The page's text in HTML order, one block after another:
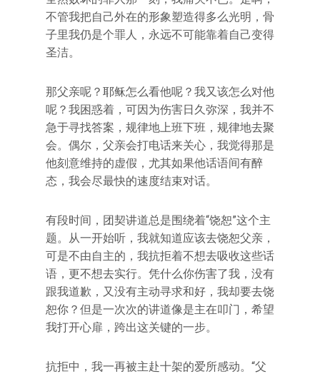
不管我把自己外在的形象塑造得多么光明，骨
子里我仍是个罪人，永远不可能靠着自己变得
圣洁。
那父亲呢？耶稣怎么看他呢？我又该怎么对他
呢？我困惑着，可因为伤害日久弥深，我并不
急于寻找答案，规律地上班下班，规律地去聚
会。偶尔，父亲会打电话来关心，我觉得那是
他刻意维持的虚假，尤其如果他话语间有醉
态，我会尽最快的速度结束对话。
有段时间，团契讲道总是围绕着“饶恕”这个主
题。从一开始听，我就知道应该去饶恕父亲，
可是不由自主的，我抗拒着不想去吸收这些话
语，更不想去实行。凭什么你伤害了我，没有
跟我道歉，又没有主动寻求和好，我却要去饶
恕你？但是一次次的讲道像是主在叩门，希望
我打开心扉，跨出这关键的一步。
抗拒中，我一再被主赴十架的爱所感动。“父